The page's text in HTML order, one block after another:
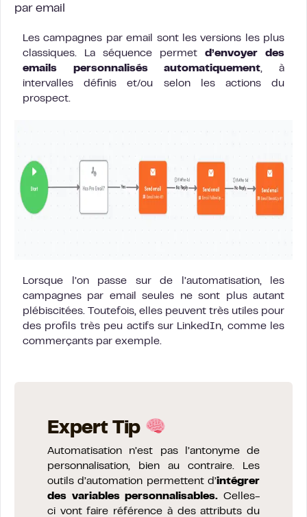
par email
Les campagnes par email sont les versions les plus
classiques. La séquence permet d’envoyer des
emails personnalisés automatiquement, à
intervalles définis et/ou selon les actions du
prospect.
Lorsque l’on passe sur de l’automatisation, les
campagnes par email seules ne sont plus autant
plébiscitées. Toutefois, elles peuvent très utiles pour
des profils très peu actifs sur LinkedIn, comme les
commerçants par exemple.
Expert Tip
Automatisation n’est pas l’antonyme de
personnalisation, bien au contraire. Les
outils d’automation permettent d’intégrer
des variables personnalisables. Celles-
ci vont faire référence à des attributs du